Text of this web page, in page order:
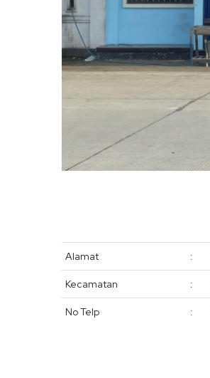
Alamat :
Kecamatan :
No Telp :